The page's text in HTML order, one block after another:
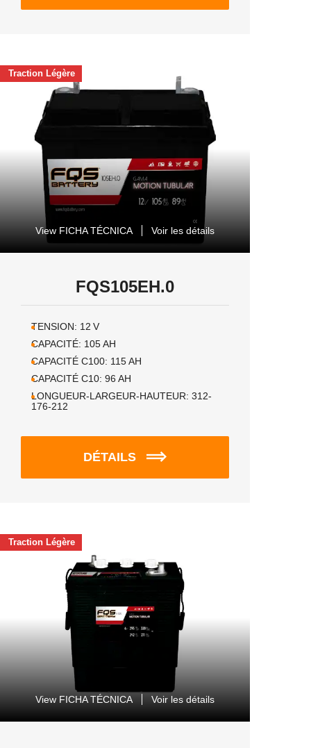
Traction Légère
View FICHA TÉCNICA Voir les détails
FQS105EH.0
TENSION: 12 V
CAPACITÉ: 105AH
CAPACITÉ C100: 115AH
CAPACITÉ C10: 96 AH
LONGUEUR-LARGEUR-HAUTEUR: 312-
176-212
DÉTAILS
Traction Légère
View FICHA TÉCNICA Voir les détails